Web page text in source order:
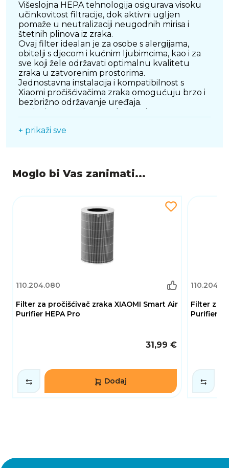
Višeslojna HEPA tehnologija osigurava visoku
učinkovitost filtracije, dok aktivni ugljen
pomaže u neutralizaciji neugodnih mirisa i
štetnih plinova iz zraka.
Ovaj filter idealan je za osobe s alergijama,
obitelji s djecom i kućnim ljubimcima, kao i za
sve koji žele održavati optimalnu kvalitetu
zraka u zatvorenim prostorima.
Jednostavna instalacija i kompatibilnost s
Xiaomi pročišćivačima zraka omogućuju brzo i
bezbrižno održavanje uređaja.
vašeg životnog prostora.
+ prikaži sve
Moglo bi Vas zanimati...
110.204.080
Filter za pročišćivač zraka XIAOMI Smart Air
Purifier HEPA Pro
31,99 €
Dodaj
Filter za
Purifier